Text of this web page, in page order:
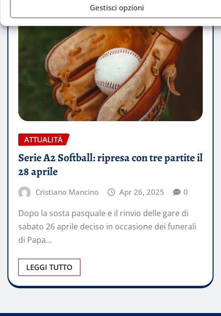
Gestisci opzioni
ATTUALITÀ
Serie A2 Softball: ripresa con tre partite il
28 aprile
Cristiano Mancino Apr 26, 2025 0
Dopo la sosta pasquale e il rinvio delle gare di
sabato 26 aprile deciso in occasione dei funerali
di Papa…
LEGGI TUTTO